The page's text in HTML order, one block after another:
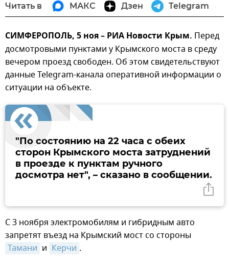
Читать в МАКС Дзен Telegram
СИМФЕРОПОЛЬ, 5 ноя – РИА Новости Крым. Перед
досмотровыми пунктами у Крымского моста в среду
вечером проезд свободен. Об этом свидетельствуют
данные Telegram-канала оперативной информации о
ситуации на объекте.
"По состоянию на 22 часа с обеих
сторон Крымского моста затруднений
в проезде к пунктам ручного
досмотра нет", – сказано в сообщении.
С 3 ноября электромобилям и гибридным авто
запретят въезд на Крымский мост со стороны
Тамани и Керчи .